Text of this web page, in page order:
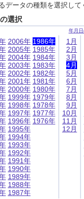
ータの種類を選択して
選択
年月
2006年
2005年
2004年
2003年
2002年
2001年
2000年
1999年
1998年
1997年
1996年
1995年
1994年
1993年
1992年
1991年
1990年
1989年
1988年
1987年
1986年
1985年
1984年
1983年
1982年
1981年
1980年
1979年
1978年
1977年
1976年
1月
2月
3月
4月
5月
6月
7月
8月
9月
10月
11月
12月